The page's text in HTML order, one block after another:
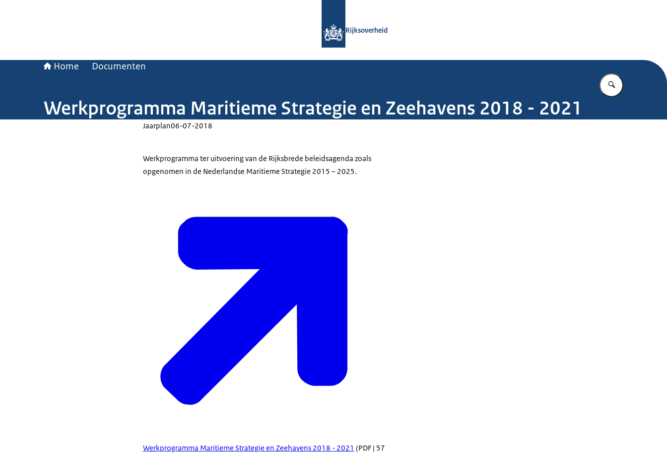
Rijksoverheid
Home Documenten
Vul in wat u
Werkprogramma Maritieme Strategie en Zeehavens 2018 - 2021
Jaarplan06-07-2018
Werkprogramma ter uitvoering van de Rijksbrede beleidsagenda zoals
opgenomen in de Nederlandse Maritieme Strategie 2015 – 2025.
Werkprogramma Maritieme Strategie en Zeehavens 2018 - 2021 (PDF | 57